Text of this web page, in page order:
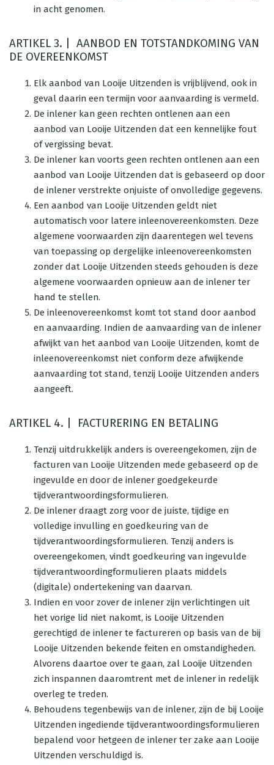
in acht genomen.
ARTIKEL 3. | AANBOD EN TOTSTANDKOMING VAN
DE OVEREENKOMST
Elk aanbod van Looije Uitzenden is vrijblijvend, ook in
geval daarin een termijn voor aanvaarding is vermeld.
De inlener kan geen rechten ontlenen aan een
aanbod van Looije Uitzenden dat een kennelijke fout
of vergissing bevat.
De inlener kan voorts geen rechten ontlenen aan een
aanbod van Looije Uitzenden dat is gebaseerd op door
de inlener verstrekte onjuiste of onvolledige gegevens.
Een aanbod van Looije Uitzenden geldt niet
automatisch voor latere inleenovereenkomsten. Deze
algemene voorwaarden zijn daarentegen wel tevens
van toepassing op dergelijke inleenovereenkomsten
zonder dat Looije Uitzenden steeds gehouden is deze
algemene voorwaarden opnieuw aan de inlener ter
hand te stellen.
De inleenovereenkomst komt tot stand door aanbod
en aanvaarding. Indien de aanvaarding van de inlener
afwijkt van het aanbod van Looije Uitzenden, komt de
inleenovereenkomst niet conform deze afwijkende
aanvaarding tot stand, tenzij Looije Uitzenden anders
aangeeft.
ARTIKEL 4. | FACTURERING EN BETALING
Tenzij uitdrukkelijk anders is overeengekomen, zijn de
facturen van Looije Uitzenden mede gebaseerd op de
ingevulde en door de inlener goedgekeurde
tijdverantwoordingsformulieren.
De inlener draagt zorg voor de juiste, tijdige en
volledige invulling en goedkeuring van de
tijdverantwoordingsformulieren. Tenzij anders is
overeengekomen, vindt goedkeuring van ingevulde
tijdverantwoordingformulieren plaats middels
(digitale) ondertekening van daarvan.
Indien en voor zover de inlener zijn verlichtingen uit
het vorige lid niet nakomt, is Looije Uitzenden
gerechtigd de inlener te factureren op basis van de bij
Looije Uitzenden bekende feiten en omstandigheden.
Alvorens daartoe over te gaan, zal Looije Uitzenden
zich inspannen daaromtrent met de inlener in redelijk
overleg te treden.
Behoudens tegenbewijs van de inlener, zijn de bij Looije
Uitzenden ingediende tijdverantwoordingsformulieren
bepalend voor hetgeen de inlener ter zake aan Looije
Uitzenden verschuldigd is.